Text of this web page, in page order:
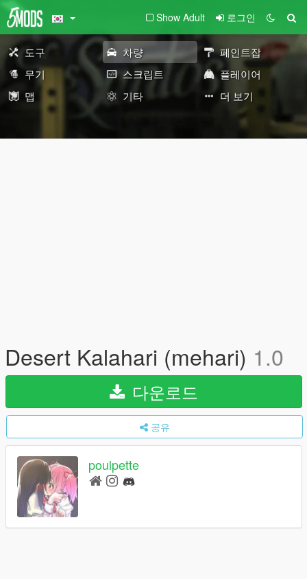
Show Adult 로그인
도구 차량
페인트잡
무기
스크립트
플레이어
맵
기타 더 보기
Desert Kalahari (mehari) 1.0
다운로드
공유
poulpette